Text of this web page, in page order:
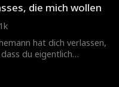
die mich wollen
hat dich verlassen,
du eigentlich